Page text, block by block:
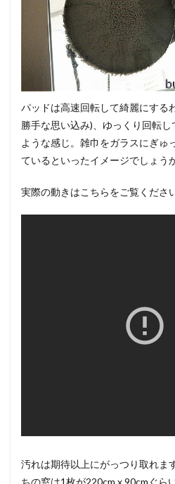
パッドは高速回転して綺麗にする
勝手な思い込み)、ゆっくり回転
ような感じ。雑巾をガラスにぎゅ
ているといったイメージでしょう
実際の動きはこちらをご覧ください
汚れは期待以上にがっつり取れま